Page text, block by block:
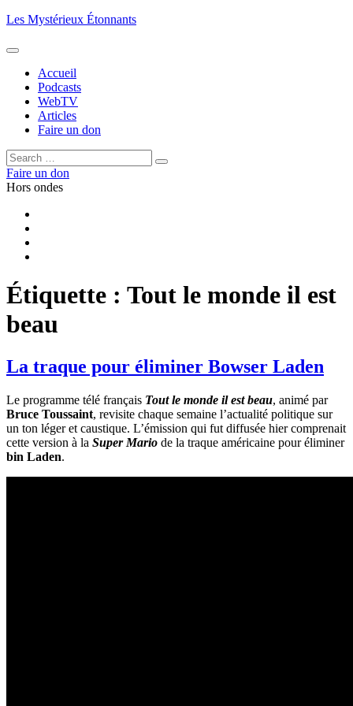
Aller
contenu
Les Mystérieux Étonnants
Accueil
Podcasts
WebTV
Articles
Faire un don
Rechercher :
Rechercher
Faire un don
Hors ondes
Étiquette : Tout le monde il est
beau
La traque pour éliminer Bowser Laden
Le programme télé français Tout le monde il est beau, animé par
Bruce Toussaint, revisite chaque semaine l’actualité politique sur
un ton léger et caustique. L’émission qui fut diffusée hier comprenait
cette version à la Super Mario de la traque américaine pour éliminer
bin Laden.